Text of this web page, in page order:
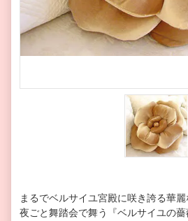
まるでベルサイユ宮殿に咲き誇る華麗
夜ごと舞踏会で舞う『ベルサイユの薔